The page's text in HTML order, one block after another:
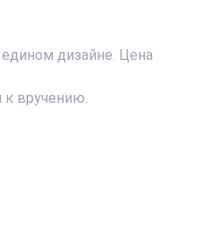
дизайне. Цена
к вручению.